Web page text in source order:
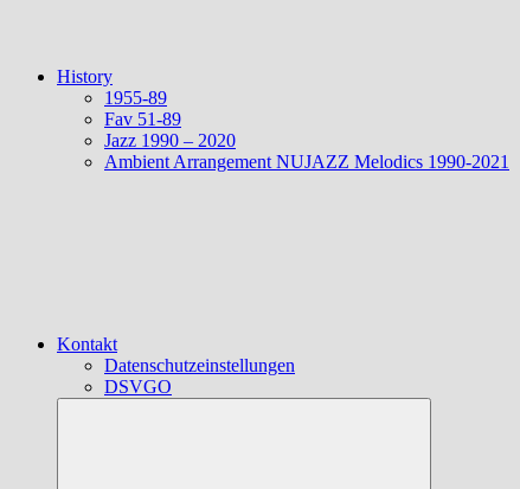
History
1955-89
Fav 51-89
Jazz 1990 – 2020
Ambient Arrangement NUJAZZ Melodics 1990-2021
Kontakt
Datenschutzeinstellungen
DSVGO